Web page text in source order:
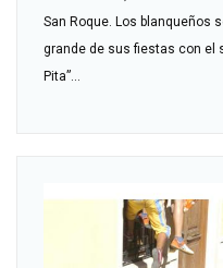
San Roque. Los blanqueños
grande de sus fiestas con el
Pita”...